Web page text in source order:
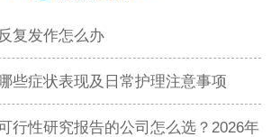
复发作怎么办
些症状表现及日常护理注意事项
行性研究报告的公司怎么选？2026年